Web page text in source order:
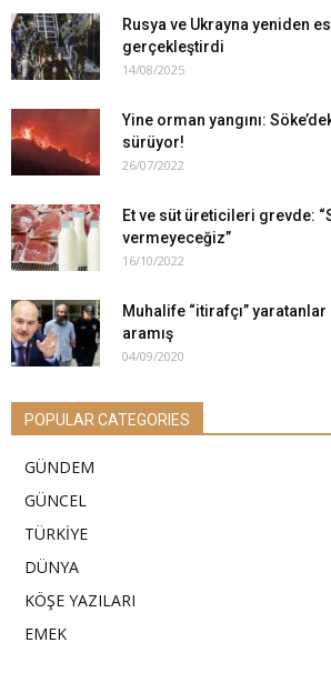
Rusya ve Ukrayna yeniden
gerçekleştirdi
14/08/2025
Yine orman yangını:
sürüyor!
26/07/2022
Et ve süt üreticileri grevde:
vermeyeceğiz”
16/10/2022
Muhalife “itirafçı” yaratanlar
aramış
04/09/2020
POPULAR CATEGORIES
GÜNDEM
GÜNCEL
TÜRKİYE
DÜNYA
KÖŞE YAZILARI
EMEK